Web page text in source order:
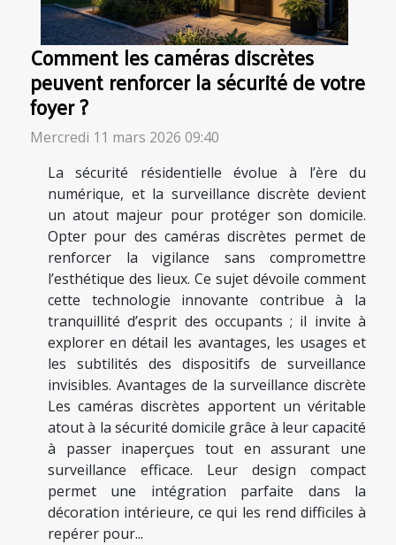
Comment les caméras discrètes
peuvent renforcer la sécurité de votre
foyer ?
Mercredi 11 mars 2026 09:40
La sécurité résidentielle évolue à l’ère du
numérique, et la surveillance discrète devient
un atout majeur pour protéger son domicile.
Opter pour des caméras discrètes permet de
renforcer la vigilance sans compromettre
l’esthétique des lieux. Ce sujet dévoile comment
cette technologie innovante contribue à la
tranquillité d’esprit des occupants ; il invite à
explorer en détail les avantages, les usages et
les subtilités des dispositifs de surveillance
invisibles. Avantages de la surveillance discrète
Les caméras discrètes apportent un véritable
atout à la sécurité domicile grâce à leur capacité
à passer inaperçues tout en assurant une
surveillance efficace. Leur design compact
permet une intégration parfaite dans la
décoration intérieure, ce qui les rend difficiles à
repérer pour...